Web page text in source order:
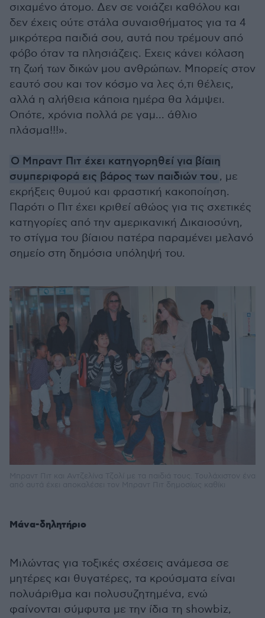
σιχαμένο άτομο. Δεν σε νοιάζει καθόλου και
δεν έχεις ούτε στάλα συναισθήματος για τα 4
μικρότερα παιδιά σου, αυτά που τρέμουν από
φόβο όταν τα πλησιάζεις. Εχεις κάνει κόλαση
τη ζωή των δικών μου ανθρώπων. Μπορείς στον
εαυτό σου και τον κόσμο να λες ό,τι θέλεις,
αλλά η αλήθεια κάποια ημέρα θα λάμψει.
Οπότε, χρόνια πολλά ρε γαμ... άθλιο
πλάσμα!!!».
Ο Μπραντ Πιτ έχει κατηγορηθεί για βίαιη
συμπεριφορά εις βάρος των παιδιών του , με
εκρήξεις θυμού και φραστική κακοποίηση.
Παρότι ο Πιτ έχει κριθεί αθώος για τις σχετικές
κατηγορίες από την αμερικανική Δικαιοσύνη,
το στίγμα του βίαιου πατέρα παραμένει μελανό
σημείο στη δημόσια υπόληψή του.
Μάνα-δηλητήριο
Μιλώντας για τοξικές σχέσεις ανάμεσα σε
μητέρες και θυγατέρες, τα κρούσματα είναι
πολυάριθμα και πολυσυζητημένα, ενώ
φαίνονται σύμφυτα με την ίδια τη showbiz,